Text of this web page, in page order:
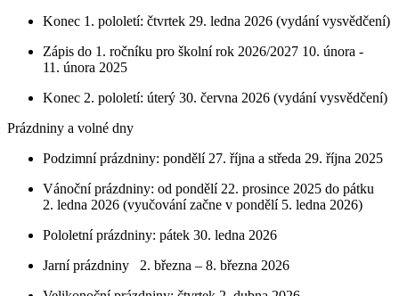
Konec 1. pololetí: čtvrtek 29. ledna 2026 (vydání vysvědčení)
Zápis do 1. ročníku pro školní rok 2026/2027 10. února -
11. února 2025
Konec 2. pololetí: úterý 30. června 2026 (vydání vysvědčení)
Prázdniny a volné dny
Podzimní prázdniny: pondělí 27. října a středa 29. října 2025
Vánoční prázdniny: od pondělí 22. prosince 2025 do pátku
2. ledna 2026 (vyučování začne v pondělí 5. ledna 2026)
Pololetní prázdniny: pátek 30. ledna 2026
Jarní prázdniny 2. března – 8. března 2026